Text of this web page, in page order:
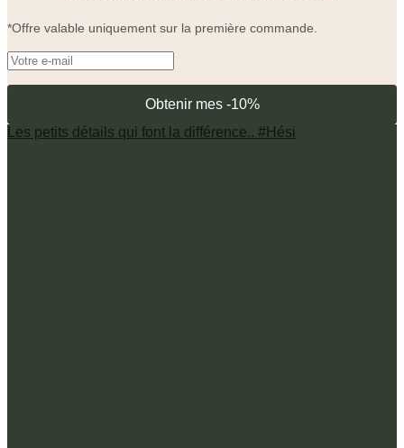
*Offre valable uniquement sur la première commande.
Les petits détails qui font la différence.. #Hési